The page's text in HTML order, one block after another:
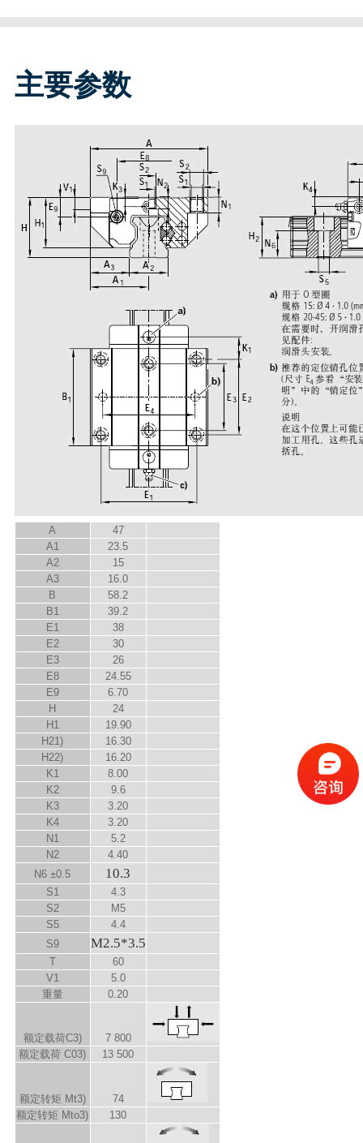
主要参数
A
47
A1
23.5
A2
15
A3
16.0
B
58.2
B1
39.2
E1
38
E2
30
E3
26
E8
24.55
E9
6.70
H
24
H 1
19.90
H21)
16.30
H22)
16.20
K1
8.00
K2
9.6
K3
3.20
K4
3.20
N1
5.2
N2
4.40
N6 ±0.5 10.3
S1
4.3
S2
M5
S5
4.4
S9 M2.5*3.5
T
60
V1
5.0
重量
0.20
额定载荷C3)
7 800
额定载荷 C03) 13 500
额定转矩 Mt3)
74
额定转矩 Mto3) 130